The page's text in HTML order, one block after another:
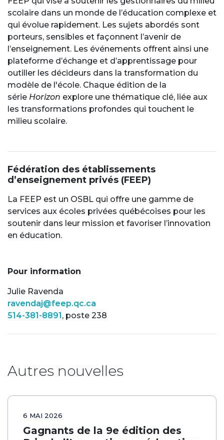
scolaire dans un monde de l’éducation complexe et
qui évolue rapidement. Les sujets abordés sont
porteurs, sensibles et façonnent l’avenir de
l’enseignement. Les événements offrent ainsi une
plateforme d’échange et d’apprentissage pour
outiller les décideurs dans la transformation du
modèle de l'école. Chaque édition de la
série Horizon explore une thématique clé, liée aux
les transformations profondes qui touchent le
milieu scolaire.
Fédération des établissements
d’enseignement privés (FEEP)
La FEEP est un OSBL qui offre une gamme de
services aux écoles privées québécoises pour les
soutenir dans leur mission et favoriser l’innovation
en éducation.
Pour information
Julie Ravenda
ravendaj@feep.qc.ca
514-381-8891, poste 238
Autres nouvelles
6 MAI 2026
Gagnants de la 9e édition des